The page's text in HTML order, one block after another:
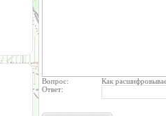
Вопрос:
Как
Ответ: